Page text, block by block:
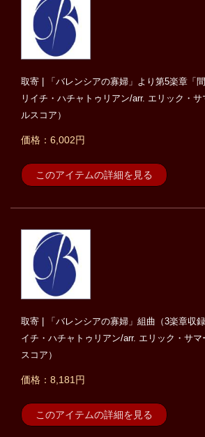
取寄 | 「バレンシアの寡婦」より第5楽章「
リイチ・ハチャトゥリアン/arr. エリック・
ルスコア）
価格：6,002円
このアイテムの詳細を見る
取寄 | 「バレンシアの寡婦」組曲（3楽章収
イチ・ハチャトゥリアン/arr. エリック・サ
スコア）
価格：8,181円
このアイテムの詳細を見る